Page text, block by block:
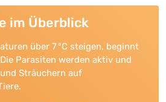
im Überblick
über 7 °C steigen, beginnt
Parasiten werden aktiv und
Sträuchern auf